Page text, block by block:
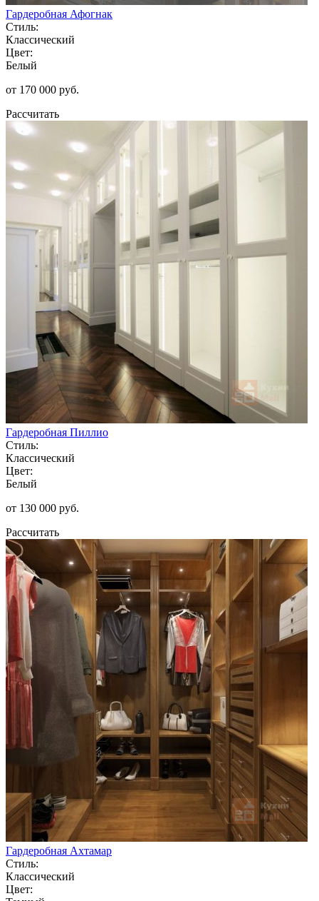
Гардеробная Афогнак
Стиль:
Классический
Цвет:
Белый
от 170 000 руб.
Рассчитать
Гардеробная Пиллио
Стиль:
Классический
Цвет:
Белый
от 130 000 руб.
Рассчитать
Гардеробная Ахтамар
Стиль:
Классический
Цвет: